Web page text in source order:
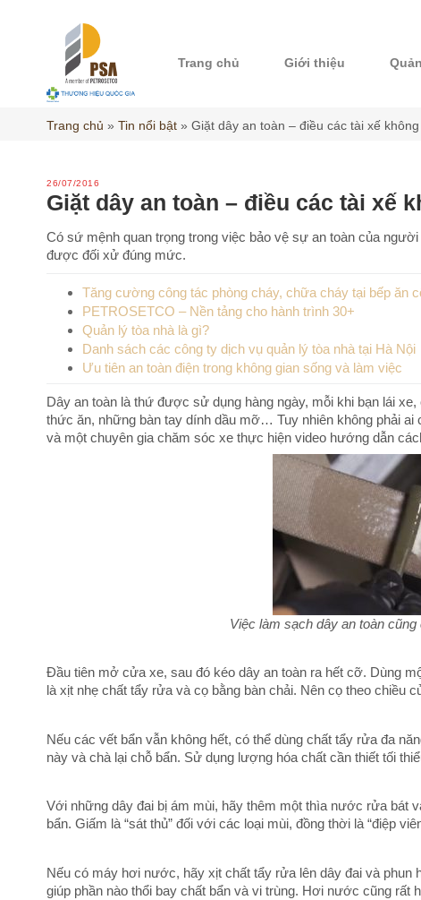
Trang chủ Giới thiệu
Trang chủ » Tin nổi bật » Giặt dây an toàn – điều các tài xế
26/07/2016
Giặt dây an toàn – điều các tài xế
Có sứ mệnh quan trọng trong việc bảo vệ sự an toàn của
được đối xử đúng mức.
Tăng cường công tác phòng cháy, chữa cháy tại bếp ăn
PETROSETCO – Nền tảng cho hành trình 30+
Quản lý tòa nhà là gì?
Danh sách các công ty dịch vụ quản lý tòa nhà tại Hà Nội
Ưu tiên an toàn điện trong không gian sống và làm việc
Dây an toàn là thứ được sử dụng hàng ngày, mỗi khi bạn lái
thức ăn, những bàn tay dính dầu mỡ… Tuy nhiên không phải
và một chuyên gia chăm sóc xe thực hiện video hướng dẫn
Việc làm sạch dây an toàn
Đầu tiên mở cửa xe, sau đó kéo dây an toàn ra hết cỡ. Dùng
là xịt nhẹ chất tẩy rửa và cọ bằng bàn chải. Nên cọ theo chiều
Nếu các vết bẩn vẫn không hết, có thể dùng chất tẩy rửa đa
này và chà lại chỗ bẩn. Sử dụng lượng hóa chất cần thiết tối
Với những dây đai bị ám mùi, hãy thêm một thìa nước rửa bát
bẩn. Giấm là “sát thủ” đối với các loại mùi, đồng thời là “điệp
Nếu có máy hơi nước, hãy xịt chất tẩy rửa lên dây đai và
giúp phần nào thổi bay chất bẩn và vi trùng. Hơi nước cũng